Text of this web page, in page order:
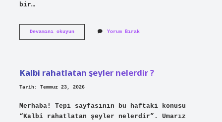
bir…
Devamını okuyunKur’an-
tek
kimdir
Yorum Bırak
Kalbi rahatlatan şeyler nelerdir ?
Tarih: Temmuz 23, 2026
Merhaba! Tepi sayfasının bu haftaki konusu
“Kalbi rahatlatan şeyler nelerdir”. Umarız